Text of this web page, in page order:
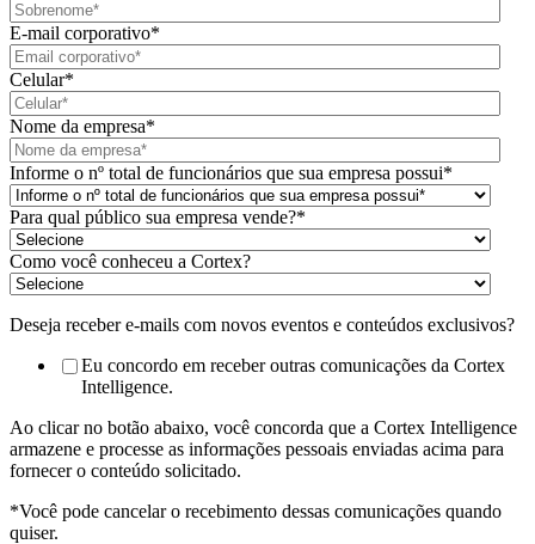
E-mail corporativo*
Celular*
Nome da empresa*
Informe o nº total de funcionários que sua empresa possui*
Para qual público sua empresa vende?*
Como você conheceu a Cortex?
Deseja receber e-mails com novos eventos e conteúdos exclusivos?
Eu concordo em receber outras comunicações da Cortex
Intelligence.
Ao clicar no botão abaixo, você concorda que a Cortex Intelligence
armazene e processe as informações pessoais enviadas acima para
fornecer o conteúdo solicitado.
*Você pode cancelar o recebimento dessas comunicações quando
quiser.